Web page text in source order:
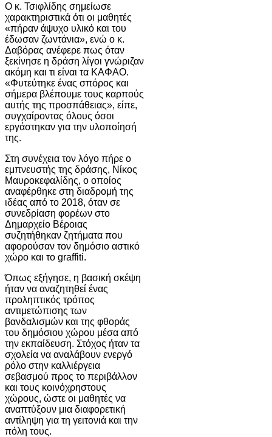
Ο κ. Τσιφλίδης σημείωσε
χαρακτηριστικά ότι οι μαθητές
«πήραν άψυχο υλικό και του
έδωσαν ζωντάνια», ενώ ο κ.
Δαβόρας ανέφερε πως όταν
ξεκίνησε η δράση λίγοι γνώριζαν
ακόμη και τι είναι τα ΚΑΦΑΟ.
«Φυτεύτηκε ένας σπόρος και
σήμερα βλέπουμε τους καρπούς
αυτής της προσπάθειας», είπε,
συγχαίροντας όλους όσοι
εργάστηκαν για την υλοποίησή
της.
Στη συνέχεια τον λόγο πήρε ο
εμπνευστής της δράσης, Νίκος
Μαυροκεφαλίδης, ο οποίος
αναφέρθηκε στη διαδρομή της
ιδέας από το 2018, όταν σε
συνεδρίαση φορέων στο
Δημαρχείο Βέροιας
συζητήθηκαν ζητήματα που
αφορούσαν τον δημόσιο αστικό
χώρο και το graffiti.
Όπως εξήγησε, η βασική σκέψη
ήταν να αναζητηθεί ένας
προληπτικός τρόπος
αντιμετώπισης των
βανδαλισμών και της φθοράς
του δημόσιου χώρου μέσα από
την εκπαίδευση. Στόχος ήταν τα
σχολεία να αναλάβουν ενεργό
ρόλο στην καλλιέργεια
σεβασμού προς το περιβάλλον
και τους κοινόχρηστους
χώρους, ώστε οι μαθητές να
αναπτύξουν μια διαφορετική
αντίληψη για τη γειτονιά και την
πόλη τους.